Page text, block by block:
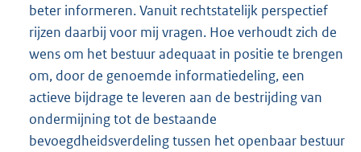
beter informeren. Vanuit rechtstatelijk perspectief
rijzen daarbij voor mij vragen. Hoe verhoudt zich de
wens om het bestuur adequaat in positie te brengen
om, door de genoemde informatiedeling, een
actieve bijdrage te leveren aan de bestrijding van
ondermijning tot de bestaande
bevoegdheidsverdeling tussen het openbaar bestuur